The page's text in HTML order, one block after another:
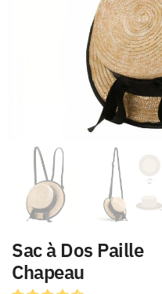
Sac à Dos Paille
Chapeau